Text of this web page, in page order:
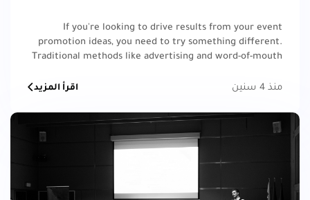
If you're looking to drive results from your event
promotion ideas, you need to try something different.
Traditional methods like advertising and word-of-mouth
منذ 4 سنين
اقرأ المزيد